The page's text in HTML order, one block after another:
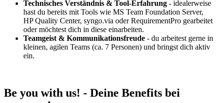
Technisches Verständnis & Tool-Erfahrung - idealerweise
hast du bereits mit Tools wie MS Team Foundation Server,
HP Quality Center, syngo.via oder RequirementPro gearbeitet
oder möchtest dich in diese einarbeiten.
Teamgeist & Kommunikationsfreude - du arbeitest gerne in
kleinen, agilen Teams (ca. 7 Personen) und bringst dich aktiv
ein.
Be you with us! - Deine Benefits bei